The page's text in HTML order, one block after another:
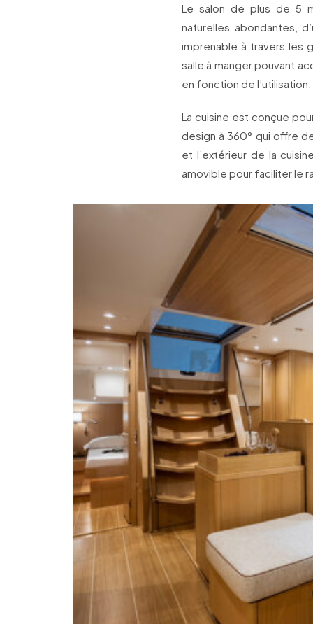
Le salon de plus de 5
naturelles abondantes,
imprenable à travers les
salle à manger pouvant
en fonction de l’utilisation.
La cuisine est conçue
design à 360° qui offre
et l’extérieur de la
amovible pour faciliter le